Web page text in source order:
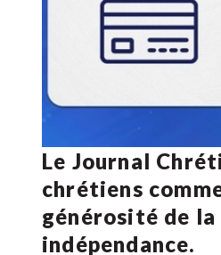
Le Journal
chrétiens
générosité de
indépendance.